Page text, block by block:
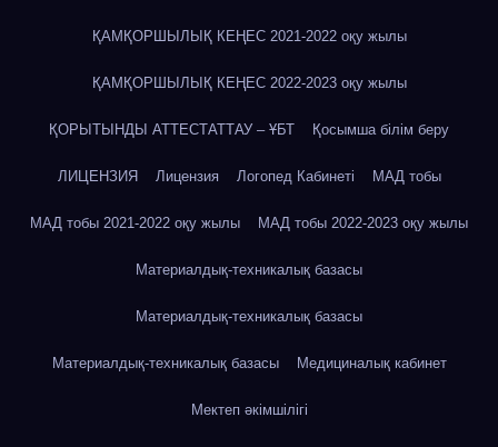
ҚАМҚОРШЫЛЫҚ КЕҢЕС 2021-2022 оқу жылы
ҚАМҚОРШЫЛЫҚ КЕҢЕС 2022-2023 оқу жылы
ҚОРЫТЫНДЫ АТТЕСТАТТАУ – ҰБТ Қосымша білім беру
ЛИЦЕНЗИЯ Лицензия Логопед Кабинеті МАД тобы
МАД тобы 2021-2022 оқу жылы МАД тобы 2022-2023 оқу жылы
Материалдық-техникалық базасы
Материалдық-техникалық базасы
Материалдық-техникалық базасы Медициналық кабинет
Мектеп әкімшілігі